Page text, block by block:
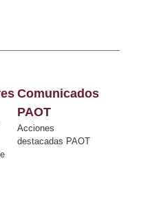
Comunicados
PAOT
Acciones
destacadas PAOT